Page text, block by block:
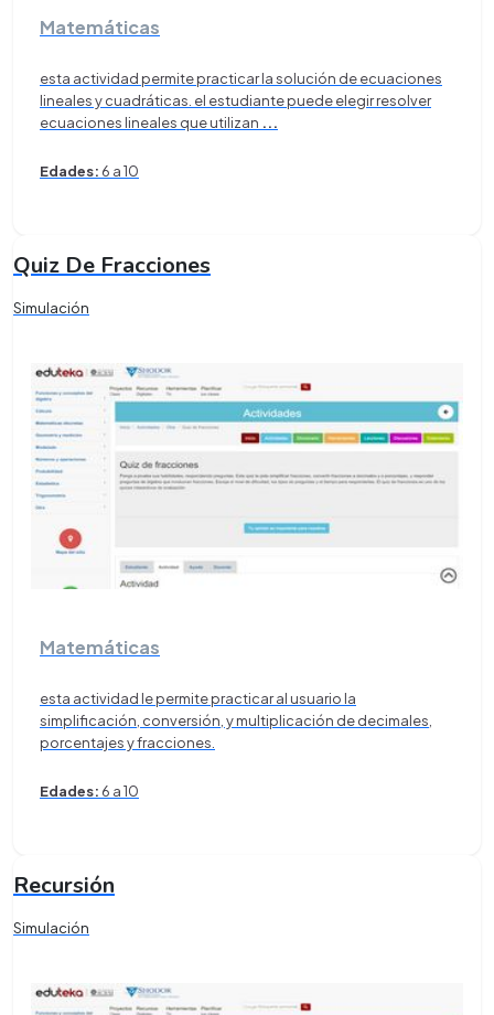
Matemáticas
esta actividad permite practicar la solución de ecuaciones
lineales y cuadráticas. el estudiante puede elegir resolver
ecuaciones lineales que utilizan ...
Edades: 6 a 10
Quiz De Fracciones
Simulación
Matemáticas
esta actividad le permite practicar al usuario la
simplificación, conversión, y multiplicación de decimales,
porcentajes y fracciones.
Edades: 6 a 10
Recursión
Simulación